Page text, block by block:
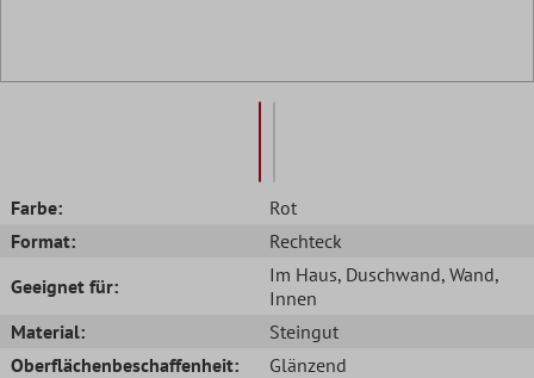
Farbe:
Rot
Format:
Rechteck
Geeignet für:
Im Haus, Duschwand, Wand,
Innen
Material:
Steingut
Oberflächenbeschaffenheit:
Glänzend